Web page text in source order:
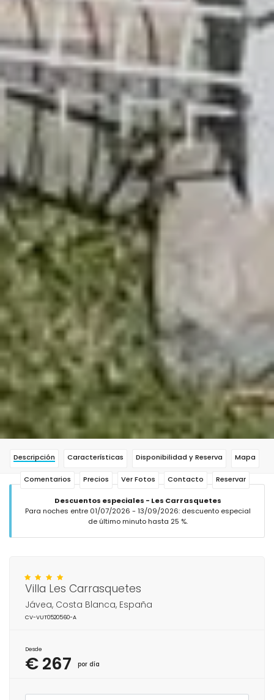
Descripción Características Disponibilidad y Reserva Mapa
Comentarios Precios Ver Fotos Contacto Reservar
Descuentos especiales - Les Carrasquetes
Para noches entre 01/07/2026 - 13/09/2026: descuento especial
de último minuto hasta 25 %.
Villa Les Carrasquetes
Jávea, Costa Blanca, España
CV-VUT0520560-A
Desde
€ 267 por día